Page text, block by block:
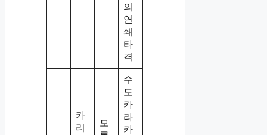
의
연
쇄
타
격
카
리
모
수
도
카
라
카